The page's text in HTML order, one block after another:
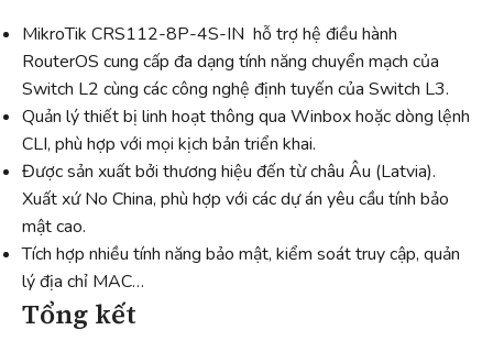
MikroTik CRS112-8P-4S-IN hỗ trợ hệ điều hành
RouterOS cung cấp đa dạng tính năng chuyển mạch của
Switch L2 cùng các công nghệ định tuyến của Switch L3.
Quản lý thiết bị linh hoạt thông qua Winbox hoặc dòng lệnh
CLI, phù hợp với mọi kịch bản triển khai.
Được sản xuất bởi thương hiệu đến từ châu Âu (Latvia).
Xuất xứ No China, phù hợp với các dự án yêu cầu tính bảo
mật cao.
Tích hợp nhiều tính năng bảo mật, kiểm soát truy cập, quản
lý địa chỉ MAC…
Tổng kết